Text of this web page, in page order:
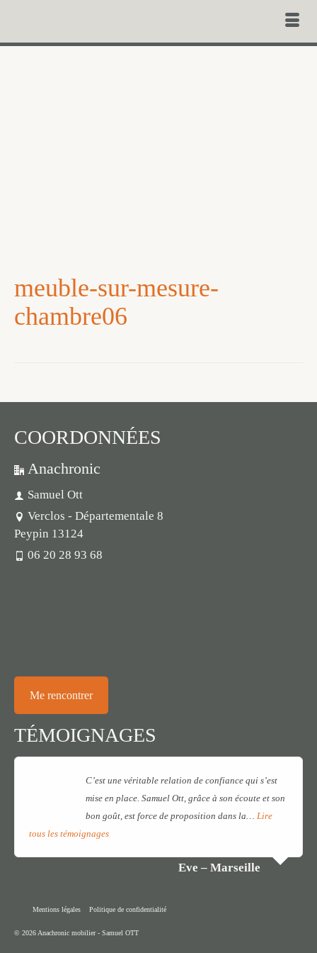
meuble-sur-mesure-
chambre06
COORDONNÉES
Anachronic
Samuel Ott
Verclos - Départementale 8
Peypin 13124
06 20 28 93 68
Me rencontrer
TÉMOIGNAGES
C’est une véritable relation de confiance qui s’est
mise en place. Samuel Ott, grâce à son écoute et son
bon goût, est force de proposition dans la… Lire
tous les témoignages
Eve – Marseille
Mentions légales Politique de confidentialité
© 2026 Anachronic mobilier - Samuel OTT